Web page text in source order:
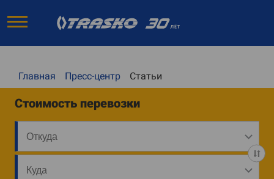
Главная Пресс-центр Статьи
Стоимость перевозки